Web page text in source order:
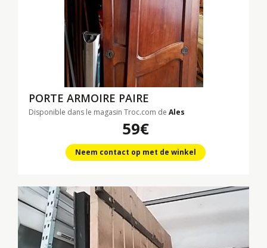
PORTE ARMOIRE PAIRE
Disponible dans le magasin Troc.com de Ales
59€
Neem contact op met de winkel